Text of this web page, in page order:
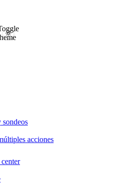
sondeos
acciones